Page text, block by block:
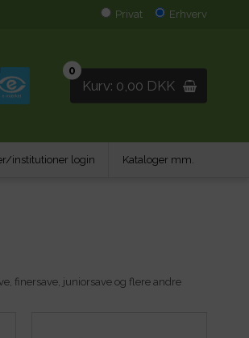
0
Kurv: 0,00 DKK
Privat Erhverv
institutioner login Kataloger mm.
finersave, juniorsave og flere andre